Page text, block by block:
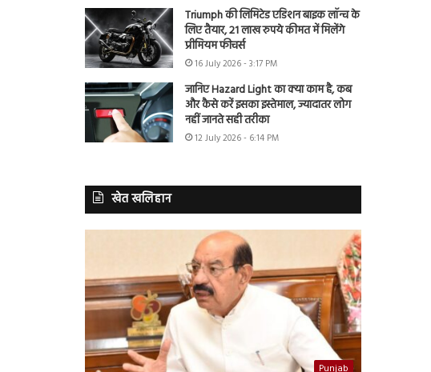
Triumph की लिमिटेड एडिशन बाइक लॉन्च के
लिए तैयार, 21 लाख रुपये कीमत में मिलेंगे
प्रीमियम फीचर्स
16 July 2026 - 3:17 PM
जानिए Hazard Light का क्या काम है, कब
और कैसे करें इसका इस्तेमाल, ज्यादातर लोग
नहीं जानते सही तरीका
12 July 2026 - 6:14 PM
खेत खलिहान
Punjab